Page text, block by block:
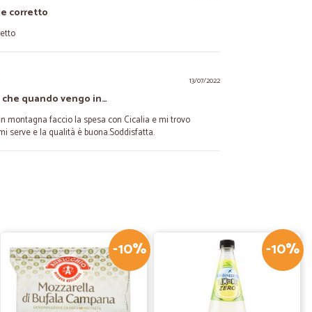
corretto
13/07/2022
quando vengo in…
montagna faccio la spesa con Cicalia e mi trovo
serve e la qualità è buona.Soddisfatta.
andato tutto bene.
22/10/2021
buona perchè trovo dei prodotti che nei supermercati
-10% -10%